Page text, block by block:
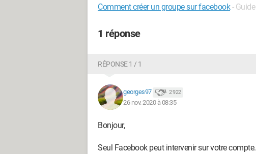
Comment créer un groupe sur facebook - Guide
1 réponse
RÉPONSE 1 / 1
georges97 2 922
26 nov. 2020 à 08:35
Bonjour,
Seul Facebook peut intervenir sur votre compte.